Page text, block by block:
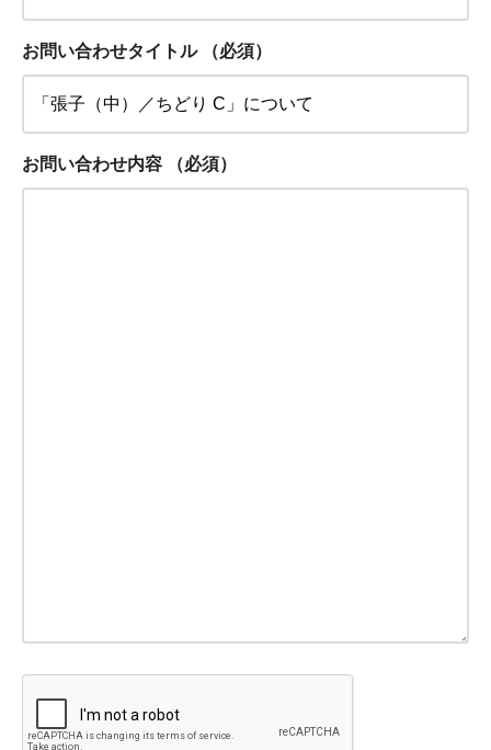
お問い合わせタイトル （必須）
お問い合わせ内容 （必須）